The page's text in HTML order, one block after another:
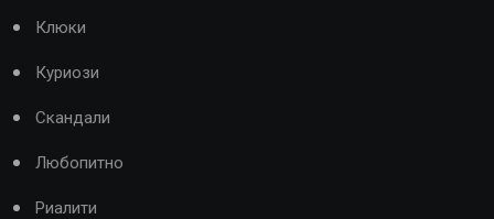
Клюки
Куриози
Скандали
Любопитно
Риалити